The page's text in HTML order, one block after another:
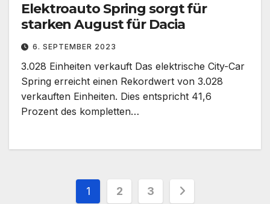
Elektroauto Spring sorgt für
starken August für Dacia
6. SEPTEMBER 2023
3.028 Einheiten verkauft Das elektrische City-Car
Spring erreicht einen Rekordwert von 3.028
verkauften Einheiten. Dies entspricht 41,6
Prozent des kompletten…
Seitennummerierung
1 2 3